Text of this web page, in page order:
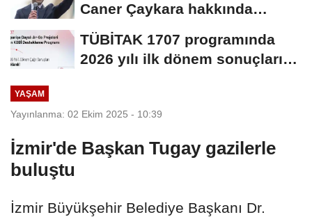
Caner Çaykara hakkında
tahliye kararı
TÜBİTAK 1707 programında
2026 yılı ilk dönem sonuçları
YAŞAM
Yayınlanma: 02 Ekim 2025 - 10:39
İzmir'de Başkan Tugay gazilerle
buluştu
İzmir Büyükşehir Belediye Başkanı Dr.